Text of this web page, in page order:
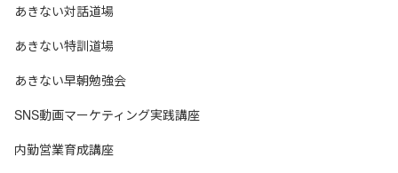
あきない対話道場
あきない特訓道場
あきない早朝勉強会
SNS動画マーケティング実践講座
内勤営業育成講座